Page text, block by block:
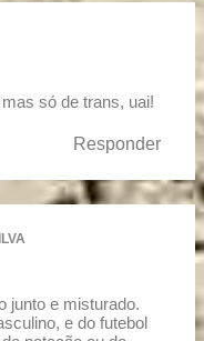
só de trans, uai!
Responder
junto e misturado.
e do futebol